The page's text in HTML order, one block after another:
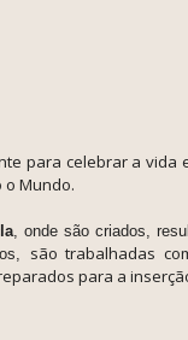
para celebrar a vida
o Mundo.
, onde são criados,
são trabalhadas
para a